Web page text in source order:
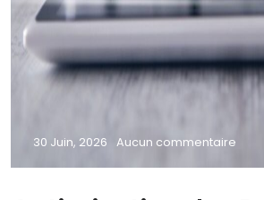
30 Juin, 2026 Aucun commentaire